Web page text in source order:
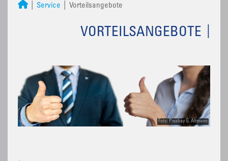
Service Vorteilsangebote
VORTEILSANGEBOTE
Foto: Pixabay G. Altmann